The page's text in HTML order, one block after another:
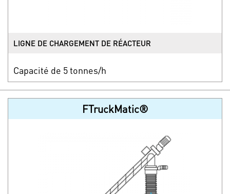
LIGNE DE CHARGEMENT DE RÉACTEUR
Capacité de 5 tonnes/h
FTruckMatic®